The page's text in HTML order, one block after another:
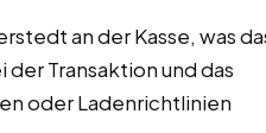
an der Kasse, was
Transaktion und das
oder Ladenrichtlinien